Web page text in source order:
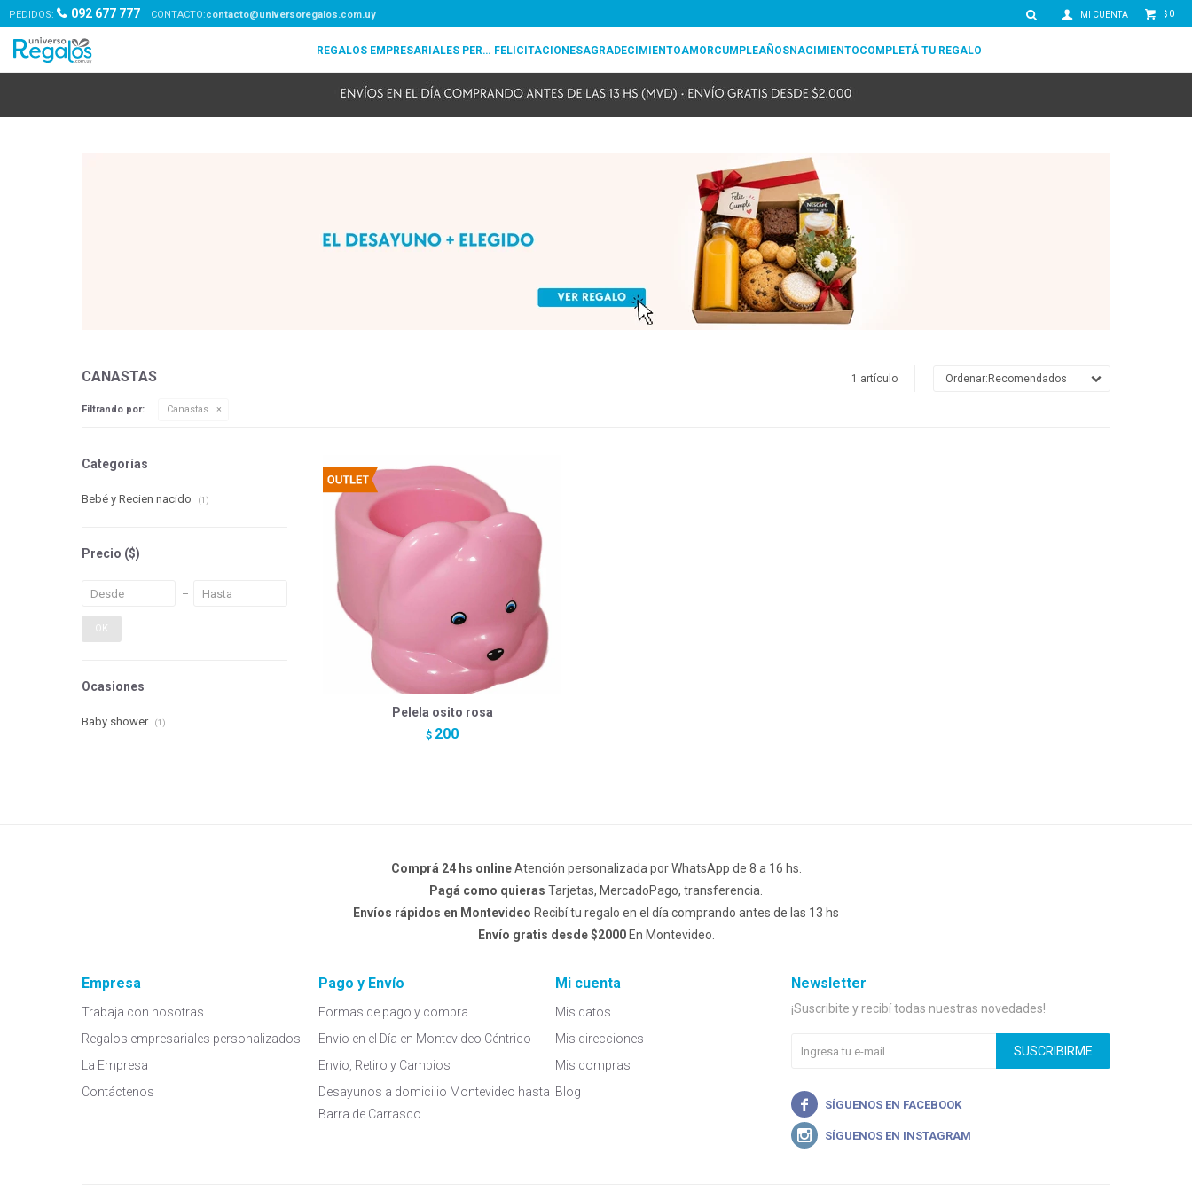
REGALOS EMPRESARIALES PERSONALIZADOS FELICITACIONESAGRADECIMIENTOAMORCUMPLEAÑOSNACIMIENTOCOMPLETÁ TU REGALO
$ 0
PEDIDOS: 092 677 777 contacto@universoregalos.com.uy
CANASTAS 1 artículo Recomendados
Filtrando por: Canastas
Pelela osito rosa
$ 200
Categorías
Bebé y Recien nacido (1)
Precio ($)
OK
Ocasiones
Baby shower (1)
Comprá 24 hs onlineAtención personalizada por WhatsApp de 8 a 16 hs.
Pagá como quieras Tarjetas, MercadoPago, transferencia.
Envíos rápidos en Montevideo Recibí tu regalo en el día comprando antes de las 13 hs
Envío gratis desde $2000En Montevideo.
Empresa
Trabaja con nosotras
Regalos empresariales personalizados
La Empresa
Contáctenos
Pago y Envío
Formas de pago y compra
Envío en el Día en Montevideo Céntrico
Envío, Retiro y Cambios
Desayunos a domicilio Montevideo hasta
Barra de Carrasco
Mi cuenta
Mis datos
Mis direcciones
Mis compras
Blog
Newsletter
¡Suscribite y recibí todas nuestras novedades!
SUSCRIBIRME

